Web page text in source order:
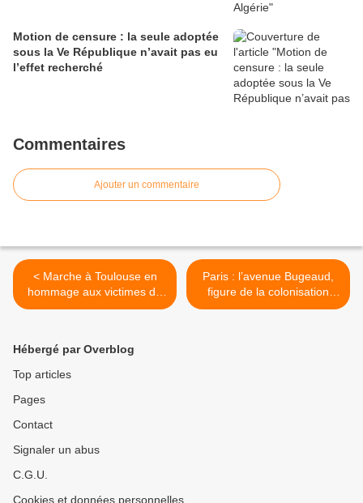
Motion de censure : la seule adoptée
sous la Ve République n’avait pas eu
l’effet recherché
Commentaires
Ajouter un commentaire
< Marche à Toulouse en
hommage aux victimes du
massacre colonial d’Etat du
Paris : l’avenue Bugeaud,
figure de la colonisation
algérienne rebaptisée
Hébergé par Overblog
Top articles
Pages
Contact
Signaler un abus
C.G.U.
Cookies et données personnelles